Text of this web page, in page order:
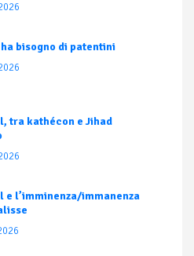
ha bisogno di patentini
tra kathécon e Jihad
e l’imminenza/immanenza